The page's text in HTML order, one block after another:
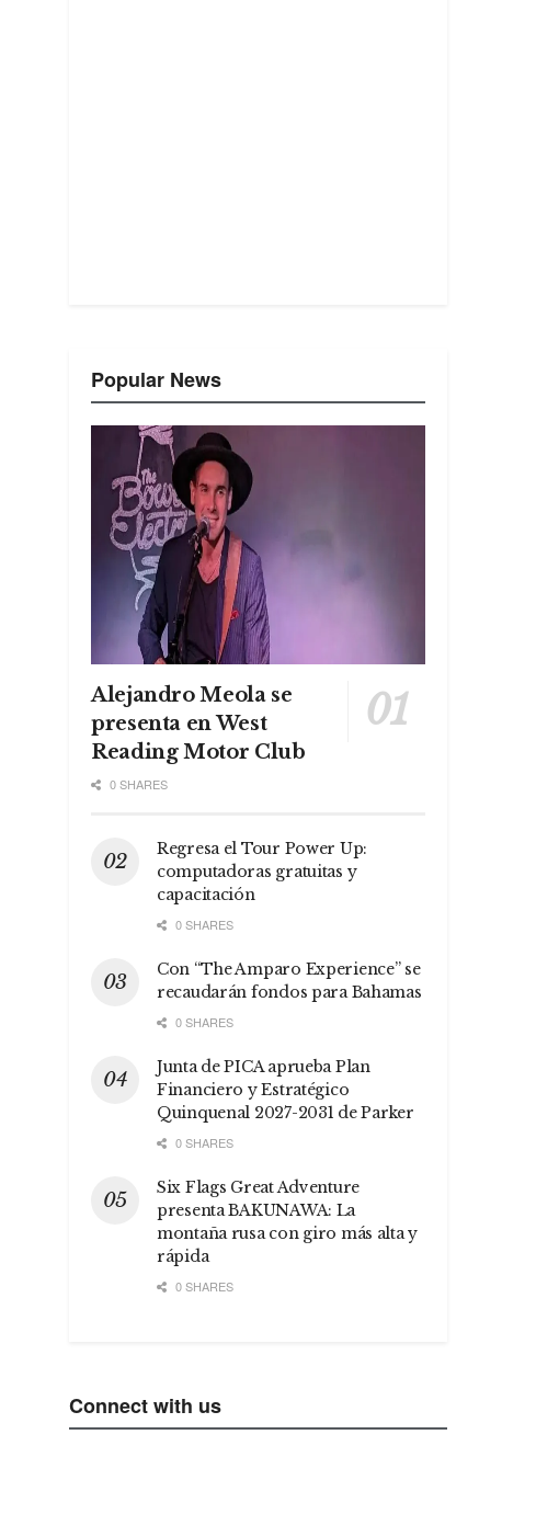
Popular News
Alejandro Meola se
presenta en West
Reading Motor Club
0 SHARES
Regresa el Tour Power Up:
computadoras gratuitas y
capacitación
0 SHARES
Con “The Amparo Experience” se
recaudarán fondos para Bahamas
0 SHARES
Junta de PICA aprueba Plan
Financiero y Estratégico
Quinquenal 2027-2031 de Parker
0 SHARES
Six Flags Great Adventure
presenta BAKUNAWA: La
montaña rusa con giro más alta y
rápida
0 SHARES
Connect with us